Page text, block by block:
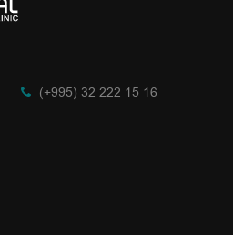
(+995) 32 222 15 16